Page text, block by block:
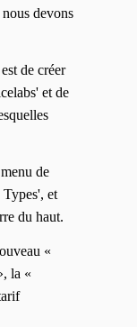
devons
de créer
et de
de
et
du haut.
«
la «